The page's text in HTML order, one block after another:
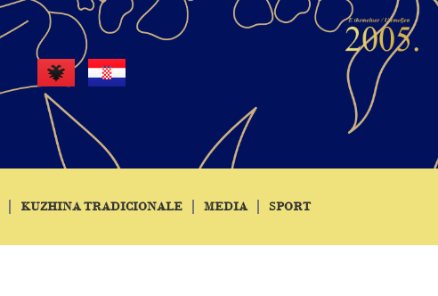
KUZHINA TRADICIONALE MEDIA SPORT